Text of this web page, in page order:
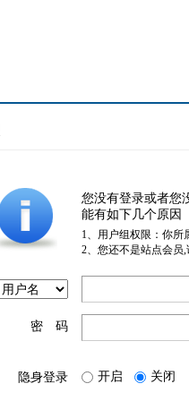
您没有登录或者您
能有如下几个原因
1、用户组权限：你所
2、您还不是站点会员
密 码
隐身登录 开启 关闭